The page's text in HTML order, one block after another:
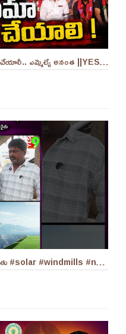
విద్యా శాఖ మంత్రి పదవి లోకేష్ రాజీనామా చేయాలీ.. ఎమ్మెల్యే అనంత ||YES 9TV
పొలం ఇవ్వడానికి సిద్ధం..? - ఎద్దులదొడ్డి రైతు #solar #windmills #naralokesh #solarenergy